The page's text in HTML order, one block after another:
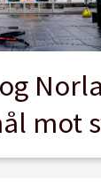
mot